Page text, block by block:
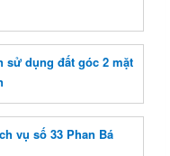
sử dụng đất góc 2 mặt
vụ số 33 Phan Bá